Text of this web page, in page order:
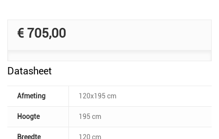
€ 705,00
Datasheet
Afmeting 120x195 cm
Hoogte 195 cm
Breedte 120 cm